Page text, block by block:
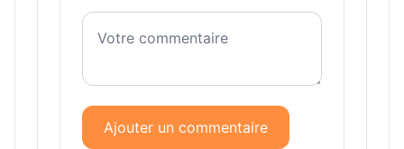
Ajouter un commentaire